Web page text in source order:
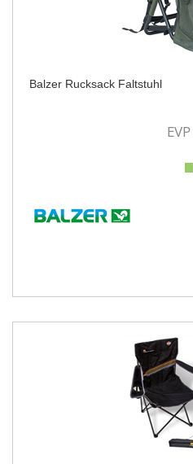
Balzer Rucksack Faltstuhl
EVP